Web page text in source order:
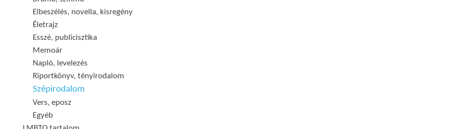
Elbeszélés, novella, kisregény
Életrajz
Esszé, publicisztika
Memoár
Napló, levelezés
Riportkönyv, tényirodalom
Szépirodalom
Vers, eposz
Egyéb